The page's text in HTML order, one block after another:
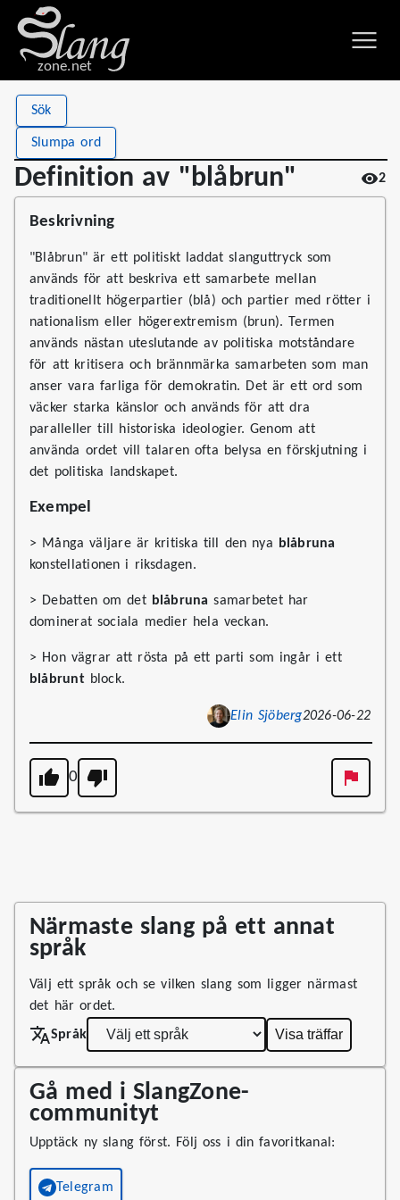
zone.net
Sök
Slumpa ord
Definition av "blåbrun" 2
Definition av "blåbrun"
Stat
Views
Definitions 1
Beskrivning
"Blåbrun" är ett politiskt laddat slanguttryck som
används för att beskriva ett samarbete mellan
traditionellt högerpartier (blå) och partier med rötter i
nationalism eller högerextremism (brun). Termen
används nästan uteslutande av politiska motståndare
för att kritisera och brännmärka samarbeten som man
anser vara farliga för demokratin. Det är ett ord som
väcker starka känslor och används för att dra
paralleller till historiska ideologier. Genom att
använda ordet vill talaren ofta belysa en förskjutning i
det politiska landskapet.
Exempel
> Många väljare är kritiska till den nya blåbruna
konstellationen i riksdagen.
> Debatten om det blåbruna samarbetet har
dominerat sociala medier hela veckan.
> Hon vägrar att rösta på ett parti som ingår i ett
blåbruntblock.
Elin Sjöberg2026-06-22
0
Närmaste slang på ett annat
språk
Välj ett språk och se vilken slang som ligger närmast
det här ordet.
Språk
Visa träffar
Gå med i SlangZone-
communityt
Upptäck ny slang först. Följ oss i din favoritkanal:
Telegram